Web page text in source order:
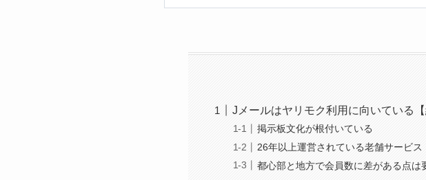
Jメールはヤリモク利用に向いている【
掲示板文化が根付いている
26年以上運営されている老舗サービス
都心部と地方で会員数に差がある点は